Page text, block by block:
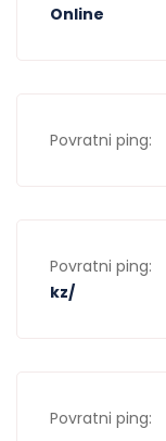
Online
Povratni ping:
Povratni ping:
kz/
Povratni ping: